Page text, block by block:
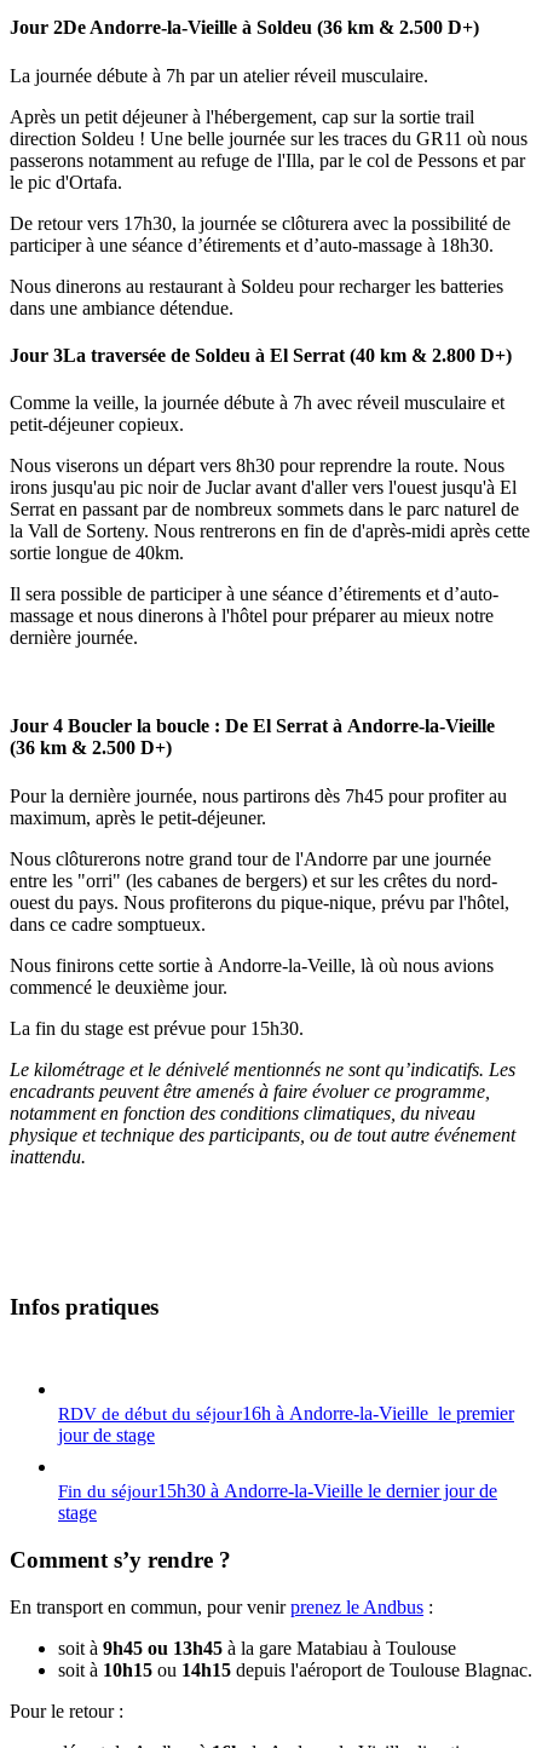
Jour 2De Andorre-la-Vieille à Soldeu (36 km & 2.500 D+)
La journée débute à 7h par un atelier réveil musculaire.
Après un petit déjeuner à l'hébergement, cap sur la sortie trail
direction Soldeu ! Une belle journée sur les traces du GR11 où nous
passerons notamment au refuge de l'Illa, par le col de Pessons et par
le pic d'Ortafa.
De retour vers 17h30, la journée se clôturera avec la possibilité de
participer à une séance d’étirements et d’auto-massage à 18h30.
Nous dinerons au restaurant à Soldeu pour recharger les batteries
dans une ambiance détendue.
Jour 3La traversée de Soldeu à El Serrat (40 km & 2.800 D+)
Comme la veille, la journée débute à 7h avec réveil musculaire et
petit-déjeuner copieux.
Nous viserons un départ vers 8h30 pour reprendre la route. Nous
irons jusqu'au pic noir de Juclar avant d'aller vers l'ouest jusqu'à El
Serrat en passant par de nombreux sommets dans le parc naturel de
la Vall de Sorteny. Nous rentrerons en fin de d'après-midi après cette
sortie longue de 40km.
Il sera possible de participer à une séance d’étirements et d’auto-
massage et nous dinerons à l'hôtel pour préparer au mieux notre
dernière journée.
Jour 4 Boucler la boucle : De El Serrat à Andorre-la-Vieille
(36 km & 2.500 D+)
Pour la dernière journée, nous partirons dès 7h45 pour profiter au
maximum, après le petit-déjeuner.
Nous clôturerons notre grand tour de l'Andorre par une journée
entre les "orri" (les cabanes de bergers) et sur les crêtes du nord-
ouest du pays. Nous profiterons du pique-nique, prévu par l'hôtel,
dans ce cadre somptueux.
Nous finirons cette sortie à Andorre-la-Veille, là où nous avions
commencé le deuxième jour.
La fin du stage est prévue pour 15h30.
Le kilométrage et le dénivelé mentionnés ne sont qu’indicatifs. Les
encadrants peuvent être amenés à faire évoluer ce programme,
notamment en fonction des conditions climatiques, du niveau
physique et technique des participants, ou de tout autre événement
inattendu.
Infos pratiques
RDV de début du séjour16h à Andorre-la-Vieille le premier
jour de stage
Fin du séjour15h30 à Andorre-la-Vieille le dernier jour de
stage
Comment s’y rendre ?
En transport en commun, pour venirprenez le Andbus :
soit à 9h45 ou 13h45 à la gare Matabiau à Toulouse
soit à 10h15 ou 14h15 depuis l'aéroport de Toulouse Blagnac.
Pour le retour :